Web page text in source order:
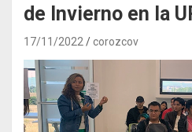
de Invierno en la
17/11/2022 corozcov